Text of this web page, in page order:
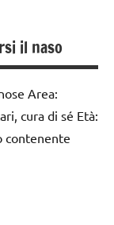
il naso
Area:
cura di sé Età:
contenente